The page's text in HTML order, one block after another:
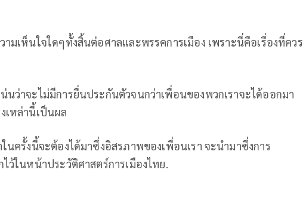
มเห็นใจใดๆทั้งสิ้นต่อศาลและพรรคการเมือง เพราะนี่คือเรื่องที่ควร
ว่าจะไม่มีการยื่นประกันตัวจนกว่าเพื่อนของพวกเราจะได้ออกมา
เหล่านี้เป็นผล
นครั้งนี้จะต้องได้มาซึ่งอิสรภาพของเพื่อนเรา จะนำมาซึ่งการ
ว้ในหน้าประวัติศาสตร์การเมืองไทย.